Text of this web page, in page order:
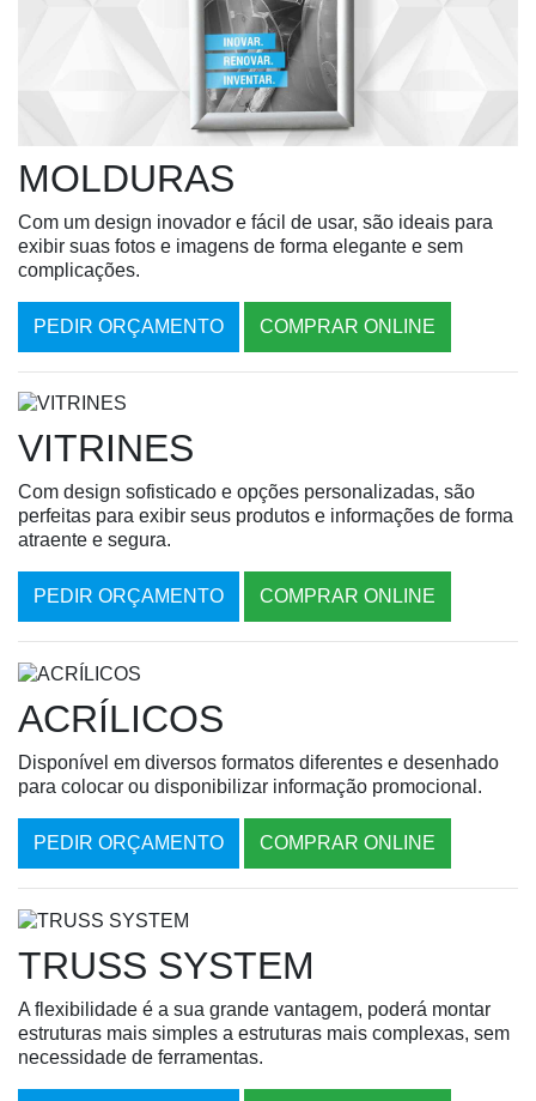
MOLDURAS
Com um design inovador e fácil de usar, são ideais para
exibir suas fotos e imagens de forma elegante e sem
complicações.
PEDIR ORÇAMENTO COMPRAR ONLINE
VITRINES
Com design sofisticado e opções personalizadas, são
perfeitas para exibir seus produtos e informações de forma
atraente e segura.
PEDIR ORÇAMENTO COMPRAR ONLINE
ACRÍLICOS
Disponível em diversos formatos diferentes e desenhado
para colocar ou disponibilizar informação promocional.
PEDIR ORÇAMENTO COMPRAR ONLINE
TRUSS SYSTEM
A flexibilidade é a sua grande vantagem, poderá montar
estruturas mais simples a estruturas mais complexas, sem
necessidade de ferramentas.